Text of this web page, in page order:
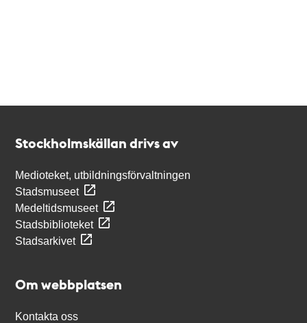
Stockholmskällan drivs av
Medioteket, utbildningsförvaltningen
Stadsmuseet
Medeltidsmuseet
Stadsbiblioteket
Stadsarkivet
Om webbplatsen
Kontakta oss